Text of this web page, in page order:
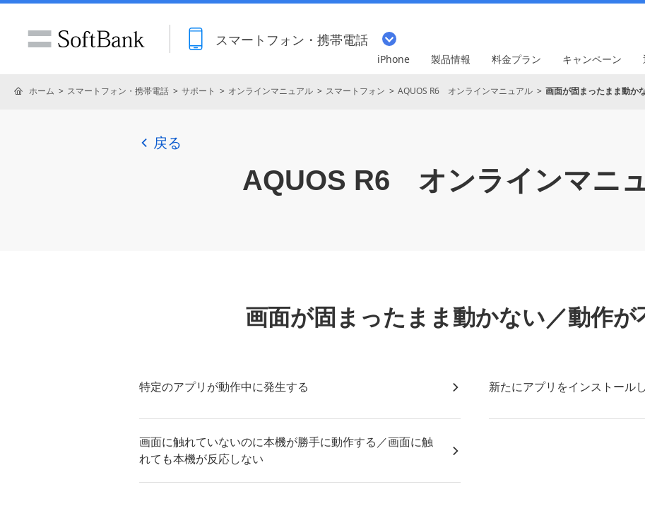
スマートフォン・携帯電話
iPhone 製品情報 料金プラン キャンペーン
ホーム スマートフォン・携帯電話 サポート オンラインマニュアル スマートフォン AQUOS R6 オンラインマニュアル 画面が固まったまま動か
戻る
AQUOS R6 オンラインマニ
画面が固まったまま動かない／動作が
特定のアプリが動作中に発生する 新たにアプリをインストール
画面に触れていないのに本機が勝手に動作する／画面に触
れても本機が反応しない